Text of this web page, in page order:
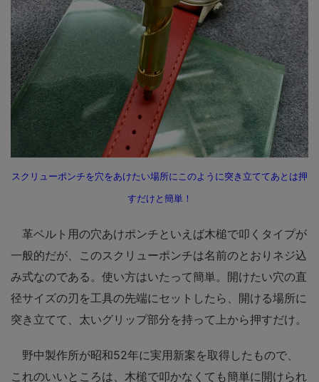
スクリューポンチを穴をあけたい場所にこのように突き立ててあとは押
すだけと簡単！
革ベルト用の穴あけポンチといえば木槌で叩くタイプが
一般的だが、このスクリューポンチは名前のとおりネジ込
み式なのである。使い方はいたって簡単。開けたい穴の直
径サイズの刃を工具の先端にセットしたら、開ける場所に
突き立てて、太いグリップ部分を持って上から押すだけ。
野中製作所が昭和52年に実用新案を取得したもので、
これのいいところは、木槌で叩かなくても簡単に開けられ